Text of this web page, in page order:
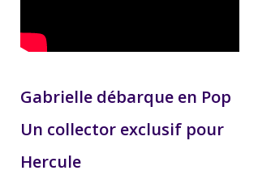
Gabrielle débarque en Pop
Un collector exclusif pour
Hercule